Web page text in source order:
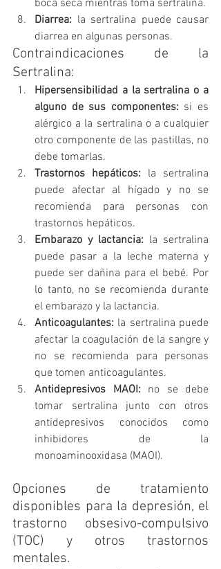
boca seca mientras toma sertralina.
Diarrea: la sertralina puede causar
diarrea en algunas personas.
Contraindicaciones de la
Sertralina:
Hipersensibilidad a la sertralina o a
alguno de sus componentes: si es
alérgico a la sertralina o a cualquier
otro componente de las pastillas, no
debe tomarlas.
Trastornos hepáticos: la sertralina
puede afectar al hígado y no se
recomienda para personas con
trastornos hepáticos.
Embarazo y lactancia: la sertralina
puede pasar a la leche materna y
puede ser dañina para el bebé. Por
lo tanto, no se recomienda durante
el embarazo y la lactancia.
Anticoagulantes: la sertralina puede
afectar la coagulación de la sangre y
no se recomienda para personas
que tomen anticoagulantes.
Antidepresivos MAOI: no se debe
tomar sertralina junto con otros
antidepresivos conocidos como
inhibidores de la
monoaminooxidasa (MAOI).
Opciones de tratamiento
disponibles para la depresión, el
trastorno obsesivo-compulsivo
(TOC) y otros trastornos
mentales.